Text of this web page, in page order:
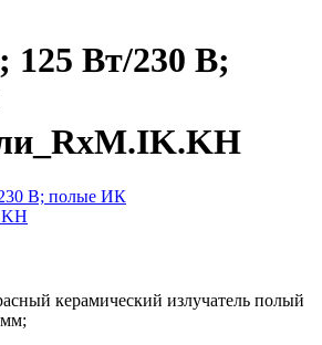
125 Вт/230 В;
керамический излучатель полый